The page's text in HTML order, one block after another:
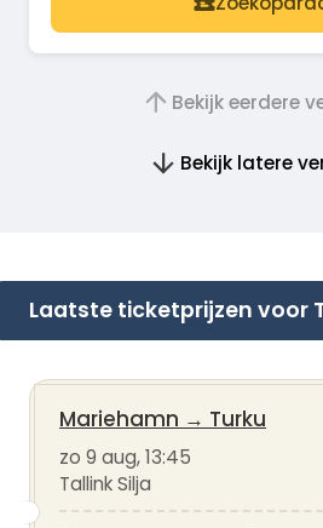
Bekijk eerdere
Bekijk latere
Laatste ticketprijzen voor
Mariehamn → Turku
zo 9 aug, 13:45
Tallink Silja